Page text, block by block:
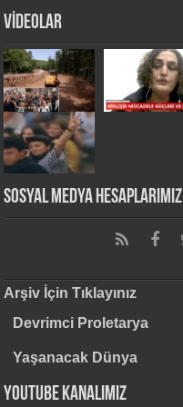
VİDEOLAR
Sosyal Medya Hesaplarımız
Arşiv İçin Tıklayınız
Devrimci Proletarya
Yaşanacak Dünya
Youtube Kanalımız